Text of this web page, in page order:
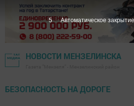
НОВОСТИ МЕНЗЕЛИНСКА
БЕЗОПАСНОСТЬ НА ДОРОГЕ
3 Автоматическое